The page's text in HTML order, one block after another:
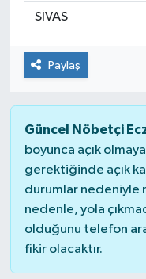
Paylaş
Güncel Nöbetçi
boyunca açık
gerektiğinde açık
durumlar nedeniyle
nedenle, yola
olduğunu telefon
fikir olacaktır.
Dursunbey
Edremit
EĞİTİM
EKONOMİ
Erdek
Gömeç